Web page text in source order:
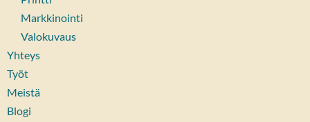
Markkinointi
Valokuvaus
Yhteys
Työt
Meistä
Blogi